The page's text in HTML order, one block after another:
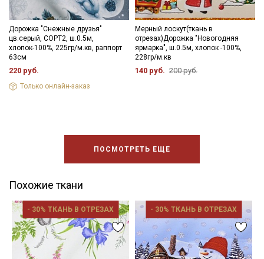
Дорожка "Снежные друзья"
цв.серый, СОРТ2, ш.0.5м,
хлопок-100%, 225гр/м.кв, раппорт
63см
220 руб.
Только онлайн-заказ
Мерный лоскут(ткань в
отрезах)Дорожка "Новогодняя
ярмарка", ш.0.5м, хлопок -100%,
228гр/м.кв
140 руб. 200 руб.
ПОСМОТРЕТЬ ЕЩЕ
Похожие ткани
- 30% ТКАНЬ В ОТРЕЗАХ - 30% ТКАНЬ В ОТРЕЗАХ